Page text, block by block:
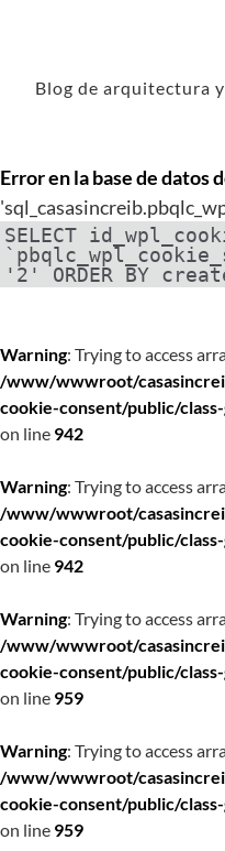
Blog de arquitectura
Error en la base de datos
SELECT
'2' ORDER BY
Warning: Trying to access
/www/wwwroot/
cookie-consent/public/
on line 942
Warning: Trying to access
/www/wwwroot/
cookie-consent/public/
on line 942
Warning: Trying to access
/www/wwwroot/
cookie-consent/public/
on line 959
Warning: Trying to access
/www/wwwroot/
cookie-consent/public/
on line 959